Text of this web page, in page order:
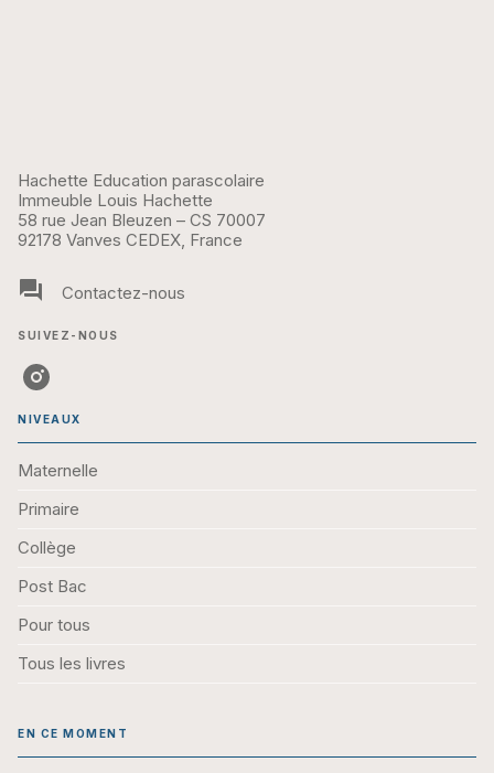
Hachette Education parascolaire
Immeuble Louis Hachette
58 rue Jean Bleuzen – CS 70007
92178 Vanves CEDEX, France
question_answer Contactez-nous
SUIVEZ-NOUS
NIVEAUX
Maternelle
Primaire
Collège
Post Bac
Pour tous
Tous les livres
EN CE MOMENT